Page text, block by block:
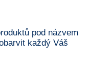
pod názvem
každý Váš